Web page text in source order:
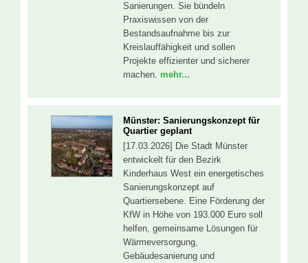
Sanierungen. Sie bündeln
Praxiswissen von der
Bestandsaufnahme bis zur
Kreislauffähigkeit und sollen
Projekte effizienter und sicherer
machen. mehr...
Münster: Sanierungskonzept für
Quartier geplant
[17.03.2026] Die Stadt Münster
entwickelt für den Bezirk
Kinderhaus West ein energetisches
Sanierungskonzept auf
Quartiersebene. Eine Förderung der
KfW in Höhe von 193.000 Euro soll
helfen, gemeinsame Lösungen für
Wärmeversorgung,
Gebäudesanierung und